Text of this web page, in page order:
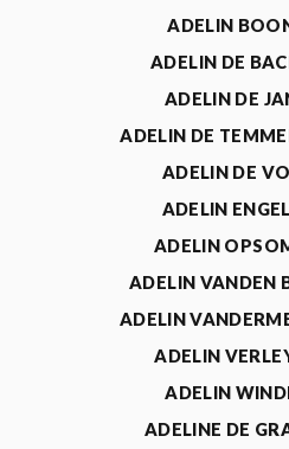
ADELIN
ADELIN DE
ADELIN DE
ADELIN DE
ADELIN DE
ADELIN
ADELIN
ADELIN VANDEN
ADELIN
ADELIN
ADELIN
ADELINE DE